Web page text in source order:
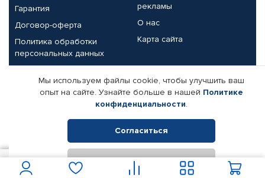
Гарантия
Договор-оферта
Политика обработки
персональных данных
рекламы
О нас
Карта сайта
Партнерам
Корпоративным клиентам
Поставщикам
Реквизиты компании
© КАМАЗ ЦЕНТР ДОНЕЦК, 2015-2026. Все права защищены.
Интернет-магазин автомобильных товаров Автопрофи.
Мы используем файлы cookie, чтобы улучшить ваш
опыт на сайте. Узнайте больше в нашей Политике
конфиденциальности.
Согласиться
Отклонить
В корзину